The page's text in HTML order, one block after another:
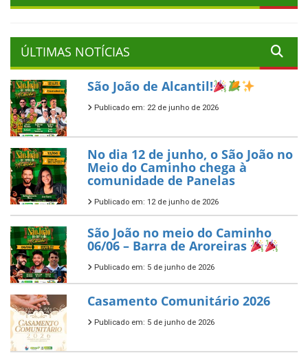
ÚLTIMAS NOTÍCIAS
São João de Alcantil!
Publicado em: 22 de junho de 2026
No dia 12 de junho, o São João no
Meio do Caminho chega à
comunidade de Panelas
Publicado em: 12 de junho de 2026
São João no meio do Caminho
06/06 – Barra de Aroreiras
Publicado em: 5 de junho de 2026
Casamento Comunitário 2026
Publicado em: 5 de junho de 2026